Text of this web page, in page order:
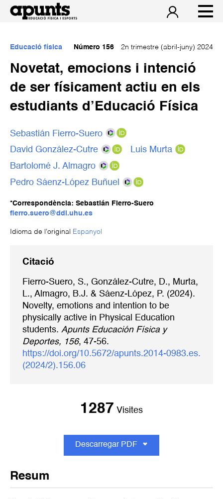
Educació física Número 156 2n trimestre (abril-juny) 2024
Novetat, emocions i intenció
de ser físicament actiu en els
estudiants d’Educació Física
Sebastián Fierro-Suero
David González-Cutre
Luis Murta
Bartolomé J. Almagro
Pedro Sáenz-López Buñuel
*Correspondència: Sebastián Fierro-Suero
fierro.suero@ddi.uhu.es
Idioma de l’original Espanyol
Citació
Fierro-Suero, S., González-Cutre, D., Murta,
L., Almagro, B.J. & Sáenz-López, P. (2024).
Novelty, emotions and intention to be
physically active in Physical Education
students. Apunts Educación Física y
Deportes, 156, 47-56.
https://doi.org/10.5672/apunts.2014-0983.es.
(2024/2).156.06
1287 Visites
Descarregar PDF
Resum